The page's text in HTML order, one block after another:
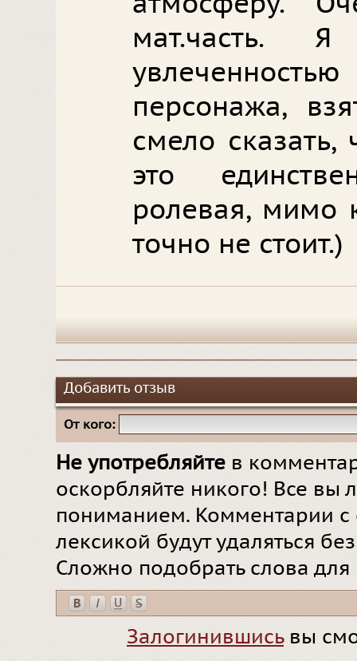
мат.часть.
персонажа,
смело сказать,
это
ролевая, мимо
точно не стоит.)
Добавить отзыв
От кого:
Не употребляйте в
оскорбляйте никого! Все вы
пониманием. Комментарии
лексикой будут удаляться
Сложно подобрать слова
Залогинившисьвы